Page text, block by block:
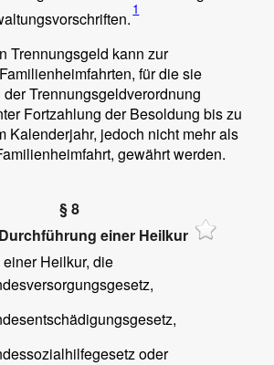
1
Trennungsgeld kann zur
für die sie
Trennungsgeldverordnung
Fortzahlung der Besoldung bis zu
Kalenderjahr, jedoch nicht mehr als
gewährt werden.
§ 8
einer Heilkur
Heilkur, die
oder